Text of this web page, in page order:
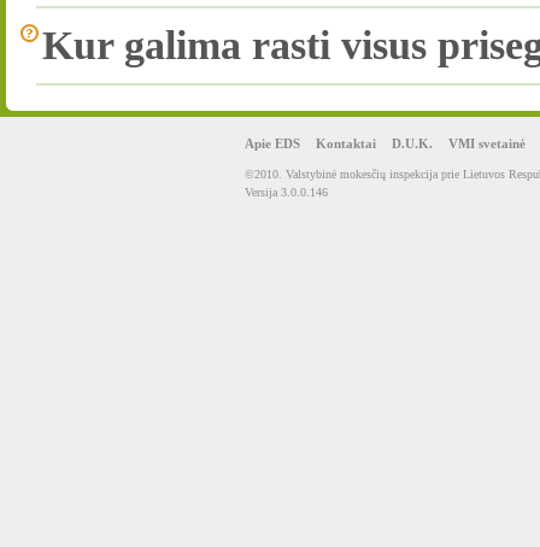
Kur galima rasti visus
Apie EDS Kontaktai D.U.K. VMI svetainė
©2010. Valstybinė mokesčių inspekcija prie Lietuvos
Versija 3.0.0.146